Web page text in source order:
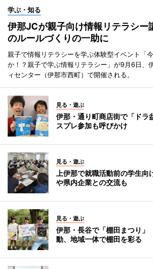
学ぶ・知る
伊那JCが親子向け情報リテラシ
のルールづくりの一助に
親子で情報リテラシーを学ぶ体験型イベント「
か！？親子で学ぶ情報リテラシー」が9月6日、
ィセンター（伊那市西町）で開催される。
見る・遊ぶ
伊那・通り町商店街で「ド
スプレ参加も呼びかけ
見る・遊ぶ
上伊那で就職活動前の学生
や県内企業との交流も
見る・遊ぶ
伊那・長谷で「棚田まつり
動、地域一体で棚田を彩る